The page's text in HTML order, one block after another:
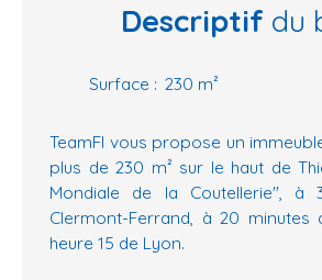
Descriptif du
Surface : 230 m²
TeamFI vous propose un
plus de 230 m² sur le haut de
Mondiale de la Coutellerie", à
Clermont-Ferrand, à 20 minutes
heure 15 de Lyon.